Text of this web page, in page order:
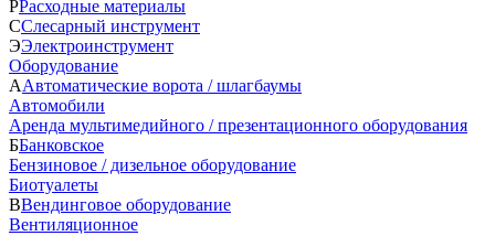
РРасходные материалы
ССлесарный инструмент
ЭЭлектроинструмент
Оборудование
ААвтоматические ворота / шлагбаумы
Автомобили
Аренда мультимедийного / презентационного оборудования
ББанковское
Бензиновое / дизельное оборудование
Биотуалеты
ВВендинговое оборудование
Вентиляционное